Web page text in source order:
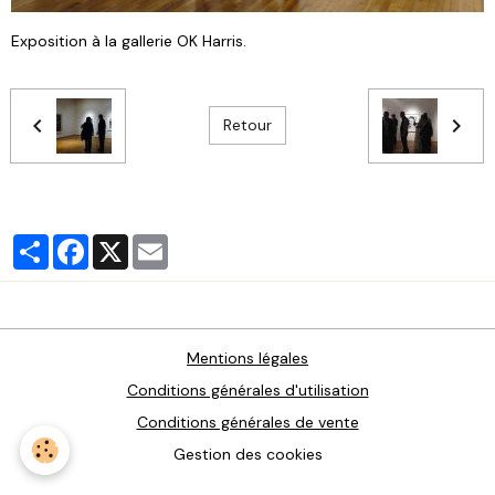
Exposition à la gallerie OK Harris.
Retour
PartagerFacebook
X
Mentions légales
Conditions générales d'utilisation
Conditions générales de vente
Gestion des cookies